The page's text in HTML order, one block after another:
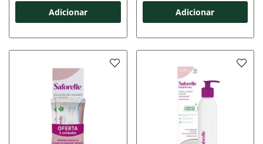
Adicionar Adicionar